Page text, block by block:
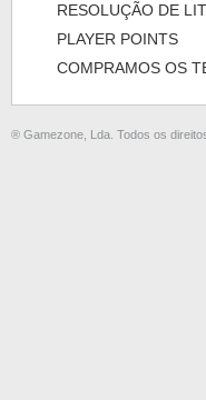
RESOLUÇÃO DE
PLAYER POINTS
COMPRAMOS OS
® Gamezone, Lda. Todos os